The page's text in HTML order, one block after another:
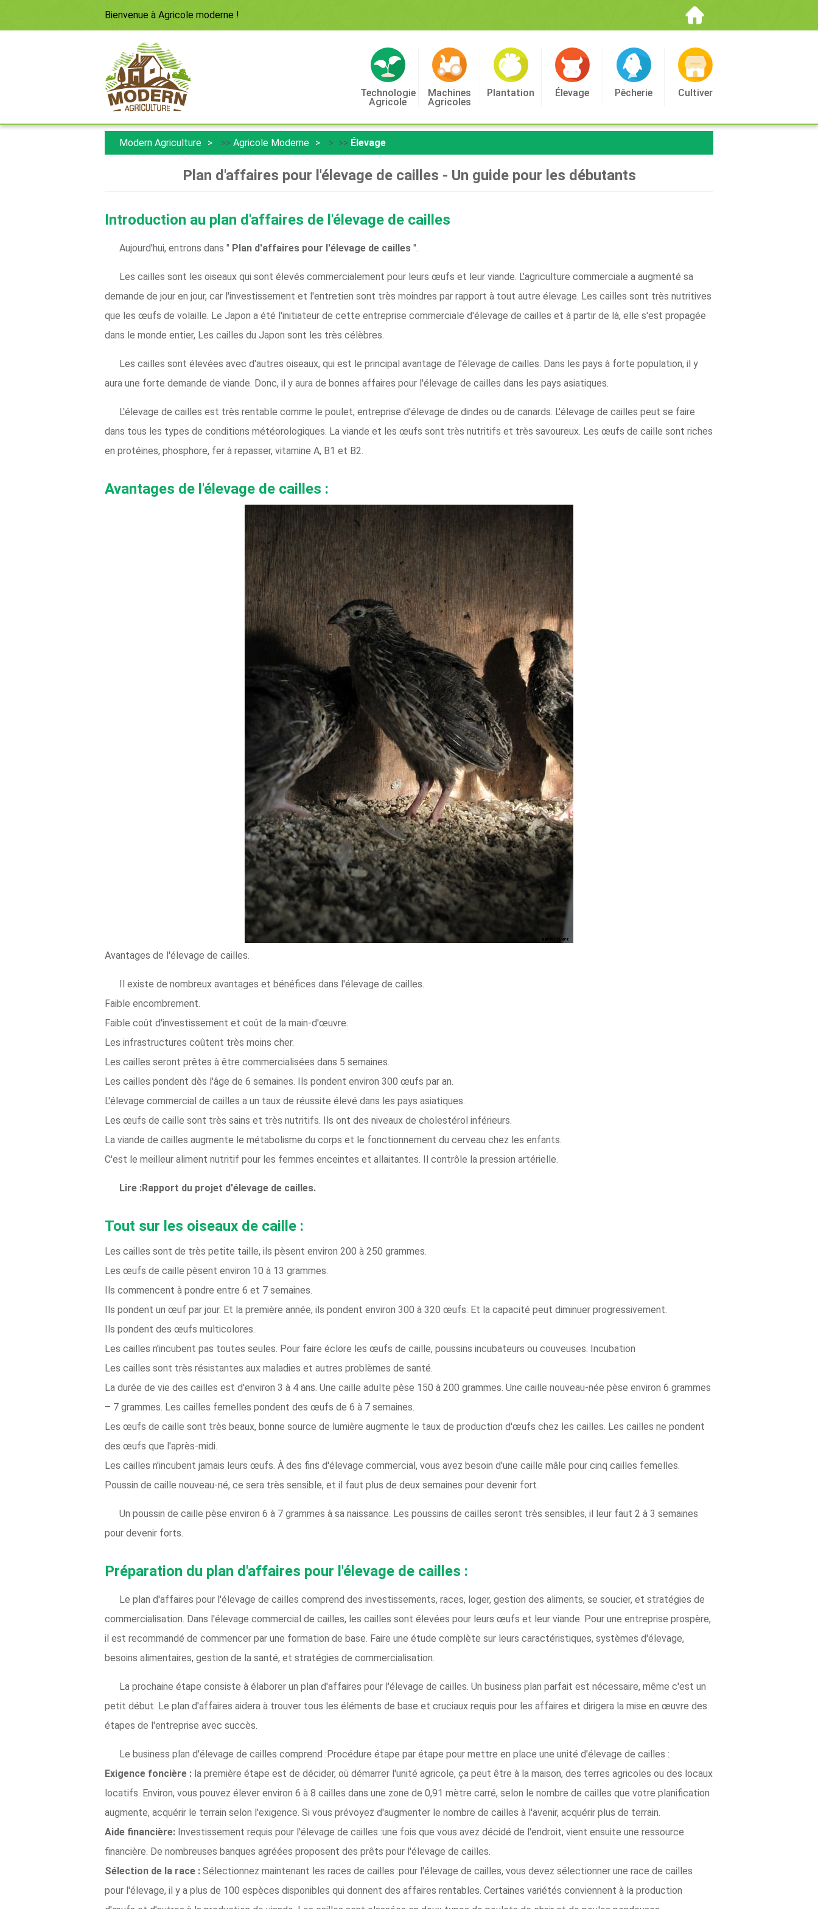
Bienvenue à Agricole moderne !
Technologie
Agricole
Machines
Agricoles
Plantation Élevage Pêcherie Cultiver
Modern Agriculture >> Agricole Moderne > >> Élevage
Plan d'affaires pour l'élevage de cailles - Un guide pour les débutants
Introduction au plan d'affaires de l'élevage de cailles
Aujourd'hui, entrons dans " Plan d'affaires pour l'élevage de cailles ".
Les cailles sont les oiseaux qui sont élevés commercialement pour leurs œufs et leur viande. L'agriculture commerciale a augmenté sa
demande de jour en jour, car l'investissement et l'entretien sont très moindres par rapport à tout autre élevage. Les cailles sont très nutritives
que les œufs de volaille. Le Japon a été l'initiateur de cette entreprise commerciale d'élevage de cailles et à partir de là, elle s'est propagée
dans le monde entier, Les cailles du Japon sont les très célèbres.
Les cailles sont élevées avec d'autres oiseaux, qui est le principal avantage de l'élevage de cailles. Dans les pays à forte population, il y
aura une forte demande de viande. Donc, il y aura de bonnes affaires pour l'élevage de cailles dans les pays asiatiques.
L'élevage de cailles est très rentable comme le poulet, entreprise d'élevage de dindes ou de canards. L'élevage de cailles peut se faire
dans tous les types de conditions météorologiques. La viande et les œufs sont très nutritifs et très savoureux. Les œufs de caille sont riches
en protéines, phosphore, fer à repasser, vitamine A, B1 et B2.
Avantages de l'élevage de cailles :
Avantages de l'élevage de cailles.
Il existe de nombreux avantages et bénéfices dans l'élevage de cailles.
Faible encombrement.
Faible coût d'investissement et coût de la main-d'œuvre.
Les infrastructures coûtent très moins cher.
Les cailles seront prêtes à être commercialisées dans 5 semaines.
Les cailles pondent dès l'âge de 6 semaines. Ils pondent environ 300 œufs par an.
L'élevage commercial de cailles a un taux de réussite élevé dans les pays asiatiques.
Les œufs de caille sont très sains et très nutritifs. Ils ont des niveaux de cholestérol inférieurs.
La viande de cailles augmente le métabolisme du corps et le fonctionnement du cerveau chez les enfants.
C'est le meilleur aliment nutritif pour les femmes enceintes et allaitantes. Il contrôle la pression artérielle.
Lire :Rapport du projet d'élevage de cailles.
Tout sur les oiseaux de caille :
Les cailles sont de très petite taille, ils pèsent environ 200 à 250 grammes.
Les œufs de caille pèsent environ 10 à 13 grammes.
Ils commencent à pondre entre 6 et 7 semaines.
Ils pondent un œuf par jour. Et la première année, ils pondent environ 300 à 320 œufs. Et la capacité peut diminuer progressivement.
Ils pondent des œufs multicolores.
Les cailles n'incubent pas toutes seules. Pour faire éclore les œufs de caille, poussins incubateurs ou couveuses. Incubation
Les cailles sont très résistantes aux maladies et autres problèmes de santé.
La durée de vie des cailles est d'environ 3 à 4 ans. Une caille adulte pèse 150 à 200 grammes. Une caille nouveau-née pèse environ 6 grammes
– 7 grammes. Les cailles femelles pondent des œufs de 6 à 7 semaines.
Les œufs de caille sont très beaux, bonne source de lumière augmente le taux de production d'œufs chez les cailles. Les cailles ne pondent
des œufs que l'après-midi.
Les cailles n'incubent jamais leurs œufs. À des fins d'élevage commercial, vous avez besoin d'une caille mâle pour cinq cailles femelles.
Poussin de caille nouveau-né, ce sera très sensible, et il faut plus de deux semaines pour devenir fort.
Un poussin de caille pèse environ 6 à 7 grammes à sa naissance. Les poussins de cailles seront très sensibles, il leur faut 2 à 3 semaines
pour devenir forts.
Préparation du plan d'affaires pour l'élevage de cailles :
Le plan d'affaires pour l'élevage de cailles comprend des investissements, races, loger, gestion des aliments, se soucier, et stratégies de
commercialisation. Dans l'élevage commercial de cailles, les cailles sont élevées pour leurs œufs et leur viande. Pour une entreprise prospère,
il est recommandé de commencer par une formation de base. Faire une étude complète sur leurs caractéristiques, systèmes d'élevage,
besoins alimentaires, gestion de la santé, et stratégies de commercialisation.
La prochaine étape consiste à élaborer un plan d'affaires pour l'élevage de cailles. Un business plan parfait est nécessaire, même c'est un
petit début. Le plan d'affaires aidera à trouver tous les éléments de base et cruciaux requis pour les affaires et dirigera la mise en œuvre des
étapes de l'entreprise avec succès.
Le business plan d'élevage de cailles comprend :Procédure étape par étape pour mettre en place une unité d'élevage de cailles :
Exigence foncière : la première étape est de décider, où démarrer l'unité agricole, ça peut être à la maison, des terres agricoles ou des locaux
locatifs. Environ, vous pouvez élever environ 6 à 8 cailles dans une zone de 0,91 mètre carré, selon le nombre de cailles que votre planification
augmente, acquérir le terrain selon l'exigence. Si vous prévoyez d'augmenter le nombre de cailles à l'avenir, acquérir plus de terrain.
Aide financière: Investissement requis pour l'élevage de cailles :une fois que vous avez décidé de l'endroit, vient ensuite une ressource
financière. De nombreuses banques agréées proposent des prêts pour l'élevage de cailles.
Sélection de la race : Sélectionnez maintenant les races de cailles :pour l'élevage de cailles, vous devez sélectionner une race de cailles
pour l'élevage, il y a plus de 100 espèces disponibles qui donnent des affaires rentables. Certaines variétés conviennent à la production